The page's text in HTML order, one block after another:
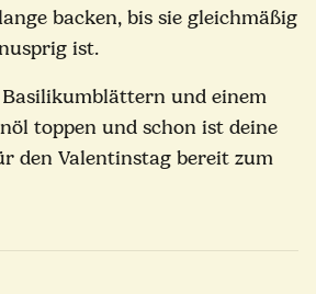
backen, bis sie gleichmäßig
ist.
und einem
toppen und schon ist deine
den Valentinstag bereit zum